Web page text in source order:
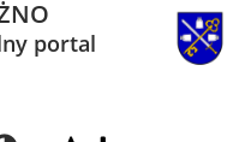
portal